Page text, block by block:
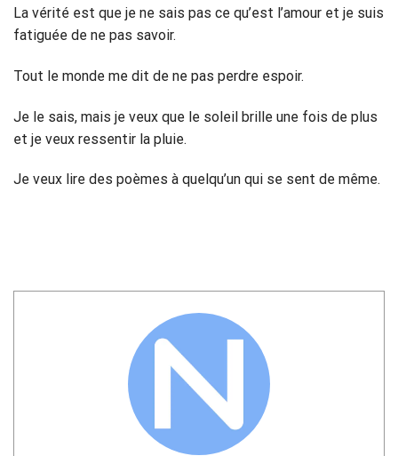
La vérité est que je ne sais pas ce qu’est l’amour et je suis
fatiguée de ne pas savoir.
Tout le monde me dit de ne pas perdre espoir.
Je le sais, mais je veux que le soleil brille une fois de plus
et je veux ressentir la pluie.
Je veux lire des poèmes à quelqu’un qui se sent de même.